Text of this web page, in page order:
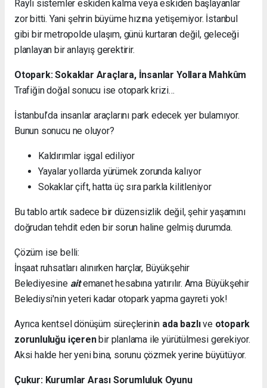
Raylı sistemler eskiden kalma veya eskiden başlayanlar
zor bitti. Yani şehrin büyüme hızına yetişemiyor. İstanbul
gibi bir metropolde ulaşım, günü kurtaran değil, geleceği
planlayan bir anlayış gerektirir.
Otopark: Sokaklar Araçlara, İnsanlar Yollara Mahkûm
Trafiğin doğal sonucu ise otopark krizi…
İstanbul’da insanlar araçlarını park edecek yer bulamıyor.
Bunun sonucu ne oluyor?
Kaldırımlar işgal ediliyor
Yayalar yollarda yürümek zorunda kalıyor
Sokaklar çift, hatta üç sıra parkla kilitleniyor
Bu tablo artık sadece bir düzensizlik değil, şehir yaşamını
doğrudan tehdit eden bir sorun haline gelmiş durumda.
Çözüm ise belli:
İnşaat ruhsatları alınırken harçlar, Büyükşehir
Belediyesine aitemanet hesabına yatırılır. Ama Büyükşehir
Belediysi'nin yeteri kadar otopark yapma gayreti yok!
Ayrıca kentsel dönüşüm süreçlerinin ada bazlıve otopark
zorunluluğu içerenbir planlama ile yürütülmesi gerekiyor.
Aksi halde her yeni bina, sorunu çözmek yerine büyütüyor.
Çukur: Kurumlar Arası Sorumluluk Oyunu